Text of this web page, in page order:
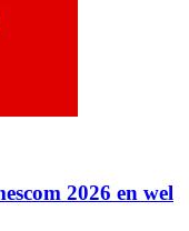
2026 en wel